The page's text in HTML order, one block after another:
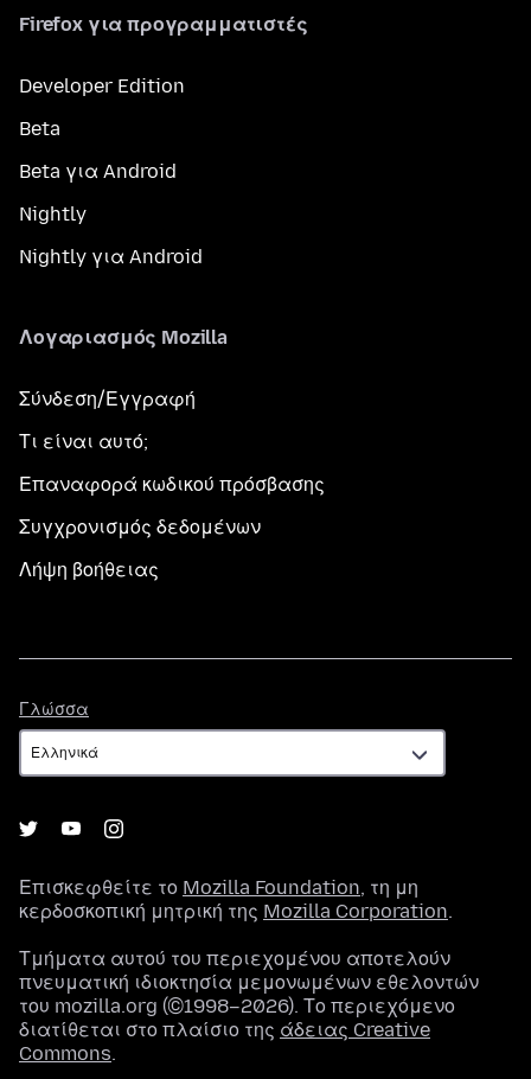
Firefox για προγραμματιστές
Developer Edition
Beta
Beta για Android
Nightly
Nightly για Android
Λογαριασμός Mozilla
Σύνδεση/Εγγραφή
Τι είναι αυτό;
Επαναφορά κωδικού πρόσβασης
Συγχρονισμός δεδομένων
Λήψη βοήθειας
Γλώσσα
Επισκεφθείτε το Mozilla Foundation, τη μη
κερδοσκοπική μητρική της Mozilla Corporation.
Τμήματα αυτού του περιεχομένου αποτελούν
πνευματική ιδιοκτησία μεμονωμένων εθελοντών
του mozilla.org (©1998–2026). Το περιεχόμενο
διατίθεται στο πλαίσιο της άδειας Creative
Commons.